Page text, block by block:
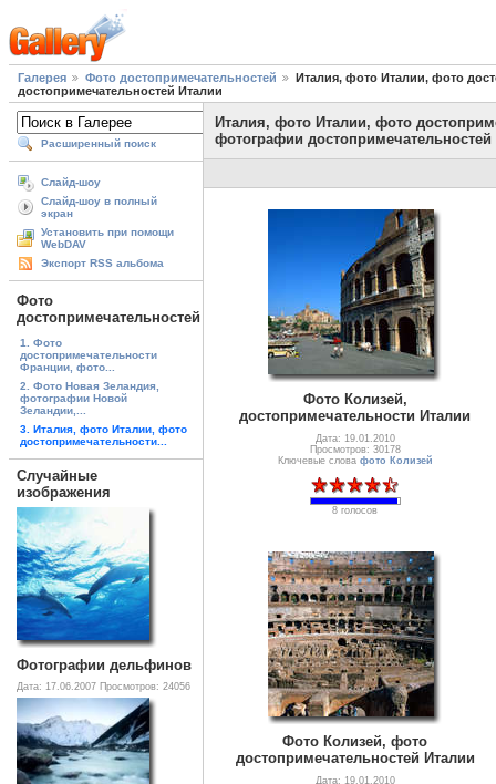
Галерея Фото достопримечательностей
Италия, фото Италии, фото
достопримечательностей Италии
Расширенный поиск
Слайд-шоу
Слайд-шоу в полный
экран
Установить при помощи
WebDAV
Экспорт RSS альбома
Фото
достопримечательностей
1. Фото
достопримечательности
Франции, фото...
2. Фото Новая Зеландия,
фотографии Новой
Зеландии,...
3. Италия, фото Италии, фото
достопримечательности...
Случайные
изображения
Фотографии дельфинов
Дата: 17.06.2007 Просмотров: 24056
Италия, фото Италии, фото
фотографии достопримечательностей
Фото Колизей,
достопримечательности Италии
Дата: 19.01.2010
Просмотров: 30178
Ключевые слова фото Колизей
8 голосов
Фото Колизей, фото
достопримечательностей Италии
Дата: 19.01.2010